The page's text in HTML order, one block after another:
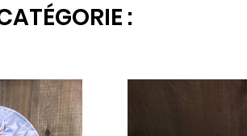
: